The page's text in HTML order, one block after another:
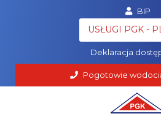
BIP
Poczta
Deklaracja
Pogotowie
USŁUGI PGK -